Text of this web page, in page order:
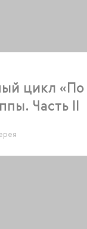
цикл «По
Часть II